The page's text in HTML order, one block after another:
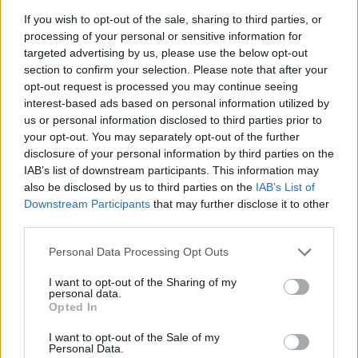
If you wish to opt-out of the sale, sharing to third parties, or
processing of your personal or sensitive information for
targeted advertising by us, please use the below opt-out
section to confirm your selection. Please note that after your
opt-out request is processed you may continue seeing
interest-based ads based on personal information utilized by
us or personal information disclosed to third parties prior to
your opt-out. You may separately opt-out of the further
disclosure of your personal information by third parties on the
IAB’s list of downstream participants. This information may
also be disclosed by us to third parties on the IAB’s List of
Downstream Participants that may further disclose it to other
Personal Data Processing Opt Outs
I want to opt-out of the Sharing of my
personal data.
Opted In
I want to opt-out of the Sale of my
Personal Data.
vakcine koji nisu imali prethodnu dokumentovanu
infekciju. Sve osobe koje ispunjavaju uslove treba da se
vakcinišu protiv kovida 19 što je pre moguće, uključujući i
nevakcinisane osobe koje su prethodno bile zaražene
SARS-CoV-2 – navodi CDC i naglašava:
– Imunitet izazvan vakcinom više je štitio od imuniteta
izazvanog infekcijom, uključujući i period prevlasti delta
varijante – navodi CDC i dodaje da su nalazi studije u
skladu sa ranijim dokazima – da su titri neutrališućih
antitela nakon prijema dve doze mRNA vakcine visoki.
CDC je podsetio i da se nalazi ove studije razlikuju od onih
iz retrospektivne kohortne studije sprovene u Izraelu